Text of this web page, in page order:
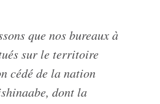
que nos bureaux à
sur le territoire
cédé de la nation
dont la